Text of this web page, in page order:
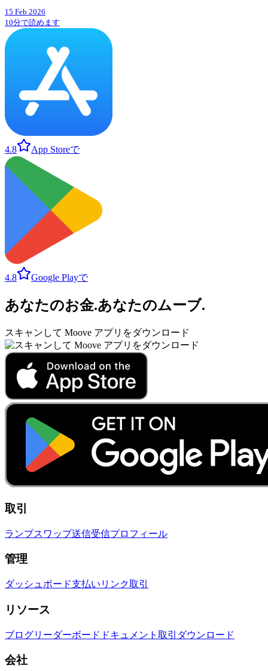
15 Feb 2026
10分で読めます
4.8 App Storeで
4.8 Google Playで
あなたのお金.あなたのムーブ.
スキャンして Moove アプリをダウンロード
取引
ランプスワップ送信受信プロフィール
管理
ダッシュボード支払いリンク取引
リソース
ブログリーダーボード ドキュメント 取引 ダウンロード
会社